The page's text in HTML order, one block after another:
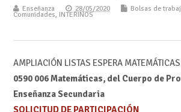
Enseñanza 28/05/2020 Bolsas de
Comunidades, INTERINOS
AMPLIACIÓN LISTAS ESPERA MATEMÁTICAS
0590 006 Matemáticas, del Cuerpo de
Enseñanza Secundaria